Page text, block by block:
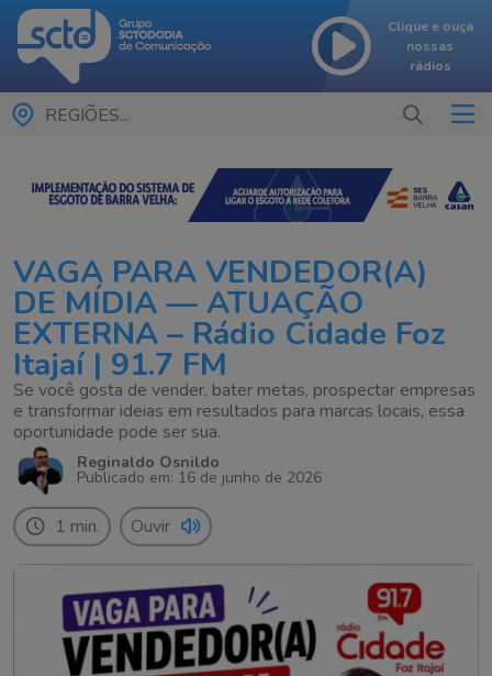
Clique e ouça
nossas
rádios
REGIÕES...
VAGA PARA VENDEDOR(A)
DE MÍDIA — ATUAÇÃO
EXTERNA – Rádio Cidade Foz
Itajaí | 91.7 FM
Se você gosta de vender, bater metas, prospectar empresas
e transformar ideias em resultados para marcas locais, essa
oportunidade pode ser sua.
Reginaldo Osnildo
Publicado em: 16 de junho de 2026
1 min. Ouvir